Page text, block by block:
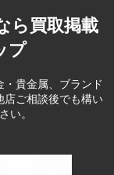
ら買取掲載
プ
貴金属、ブランド
店ご相談後でも構い
い。